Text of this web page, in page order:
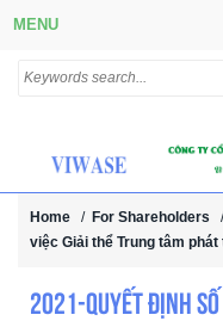
MENU
Home / For Shareholders
việc Giải thể Trung tâm
2021-Quyết định số